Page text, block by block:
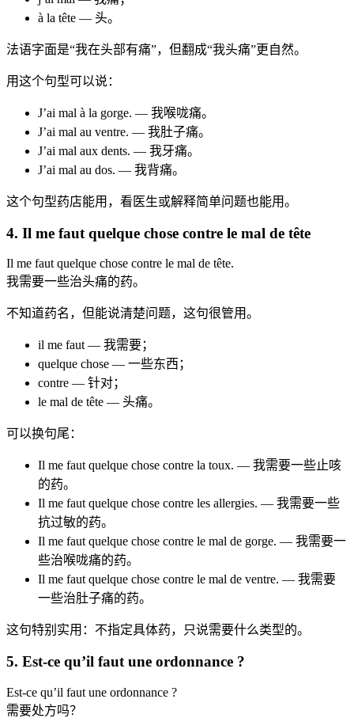
à la tête — 头。
法语字面是“我在头部有痛”，但翻成“我头痛”更自然。
用这个句型可以说：
J’ai mal à la gorge. — 我喉咙痛。
J’ai mal au ventre. — 我肚子痛。
J’ai mal aux dents. — 我牙痛。
J’ai mal au dos. — 我背痛。
这个句型药店能用，看医生或解释简单问题也能用。
4. Il me faut quelque chose contre le mal de tête
Il me faut quelque chose contre le mal de tête.
我需要一些治头痛的药。
不知道药名，但能说清楚问题，这句很管用。
il me faut — 我需要；
quelque chose — 一些东西；
contre — 针对；
le mal de tête — 头痛。
可以换句尾：
Il me faut quelque chose contre la toux. — 我需要一些止咳
的药。
Il me faut quelque chose contre les allergies. — 我需要一些
抗过敏的药。
Il me faut quelque chose contre le mal de gorge. — 我需要一
些治喉咙痛的药。
Il me faut quelque chose contre le mal de ventre. — 我需要
一些治肚子痛的药。
这句特别实用：不指定具体药，只说需要什么类型的。
5. Est-ce qu’il faut une ordonnance ?
Est-ce qu’il faut une ordonnance ?
需要处方吗？